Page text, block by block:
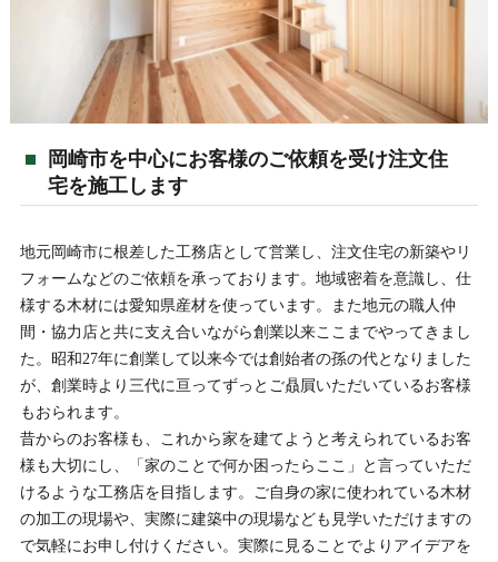
岡崎市を中心にお客様のご依頼を受け注文住
宅を施工します
地元岡崎市に根差した工務店として営業し、注文住宅の新築やリ
フォームなどのご依頼を承っております。地域密着を意識し、仕
様する木材には愛知県産材を使っています。また地元の職人仲
間・協力店と共に支え合いながら創業以来ここまでやってきまし
た。昭和27年に創業して以来今では創始者の孫の代となりました
が、創業時より三代に亘ってずっとご贔屓いただいているお客様
もおられます。
昔からのお客様も、これから家を建てようと考えられているお客
様も大切にし、「家のことで何か困ったらここ」と言っていただ
けるような工務店を目指します。ご自身の家に使われている木材
の加工の現場や、実際に建築中の現場なども見学いただけますの
で気軽にお申し付けください。実際に見ることでよりアイデアを